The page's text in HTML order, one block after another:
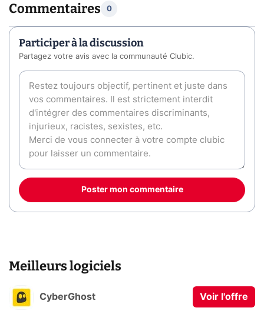
Commentaires 0
Participer à la discussion
Partagez votre avis avec la communauté Clubic.
Poster mon commentaire
Meilleurs logiciels
CyberGhost Voir l'offre